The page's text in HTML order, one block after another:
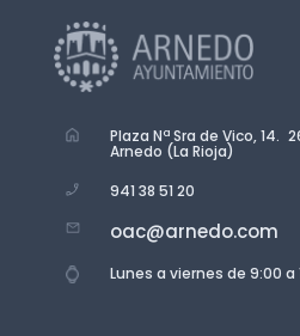
Plaza Nª Sra de Vico, 14.
Arnedo (La Rioja)
941 38 51 20
oac@arnedo.com
Lunes a viernes de 9:00 a